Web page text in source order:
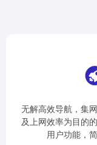
无解高效导航，集
及上网效率为目的
用户功能，